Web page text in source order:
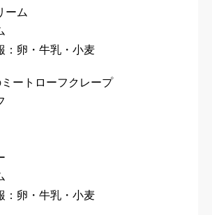
ーム
：卵・牛乳・小麦
ートローフクレープ
：卵・牛乳・小麦